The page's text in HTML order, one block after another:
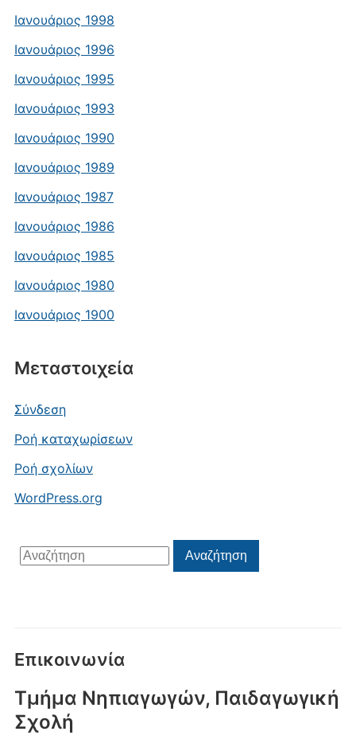
Ιανουάριος 1998
Ιανουάριος 1996
Ιανουάριος 1995
Ιανουάριος 1993
Ιανουάριος 1990
Ιανουάριος 1989
Ιανουάριος 1987
Ιανουάριος 1986
Ιανουάριος 1985
Ιανουάριος 1980
Ιανουάριος 1900
Μεταστοιχεία
Σύνδεση
Ροή καταχωρίσεων
Ροή σχολίων
WordPress.org
Αναζήτηση
για:
Αναζήτηση
Επικοινωνία
Τμήμα Νηπιαγωγών, Παιδαγωγική
Σχολή